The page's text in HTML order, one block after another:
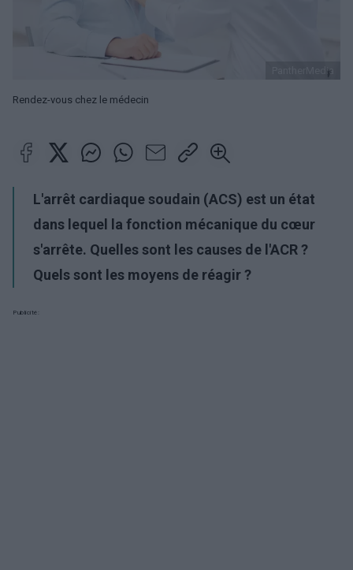
PantherMedia
Rendez-vous chez le médecin
L'arrêt cardiaque soudain (ACS) est un état
dans lequel la fonction mécanique du cœur
s'arrête. Quelles sont les causes de l'ACR ?
Quels sont les moyens de réagir ?
Publicité: